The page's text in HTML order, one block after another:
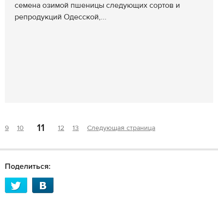
семена озимой пшеницы следующих сортов и
репродукций Одесской,...
9 10 11 12 13 Следующая страница
Поделиться: